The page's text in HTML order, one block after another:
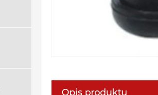
Opis produktu